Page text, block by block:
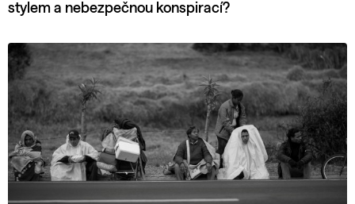
stylem a nebezpečnou konspirací?